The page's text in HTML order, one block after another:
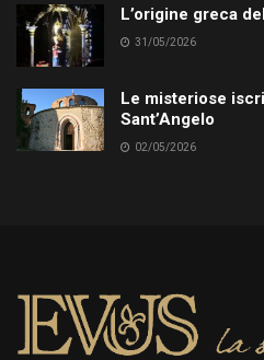
L’origine greca
31/05/2026
Le misteriose
Sant’Angelo
02/05/2026